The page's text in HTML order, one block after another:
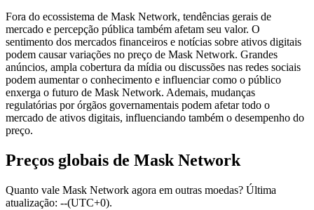
Fora do ecossistema de Mask Network, tendências gerais de
mercado e percepção pública também afetam seu valor. O
sentimento dos mercados financeiros e notícias sobre ativos digitais
podem causar variações no preço de Mask Network. Grandes
anúncios, ampla cobertura da mídia ou discussões nas redes sociais
podem aumentar o conhecimento e influenciar como o público
enxerga o futuro de Mask Network. Ademais, mudanças
regulatórias por órgãos governamentais podem afetar todo o
mercado de ativos digitais, influenciando também o desempenho do
preço.
Preços globais de Mask Network
Quanto vale Mask Network agora em outras moedas? Última
atualização: --(UTC+0).